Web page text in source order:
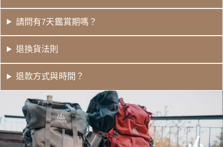
請問有7天鑑賞期嗎？
退換貨法則
退款方式與時間？